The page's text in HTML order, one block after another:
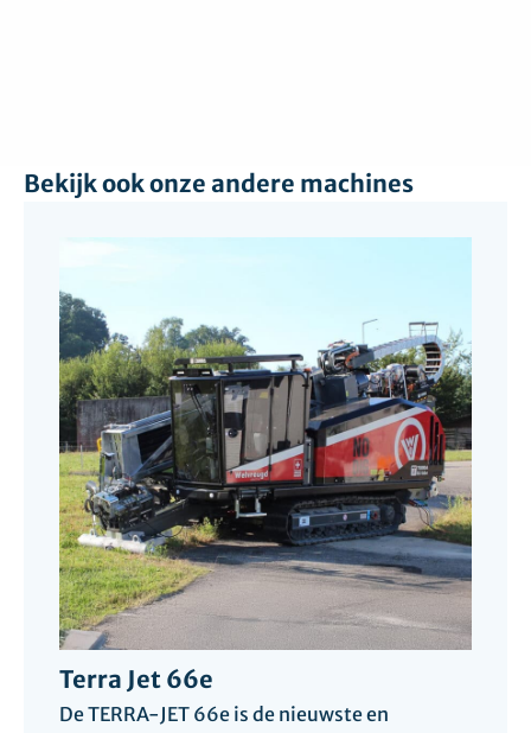
Bekijk ook onze andere machines
Terra Jet 66e
De TERRA-JET 66e is de nieuwste en